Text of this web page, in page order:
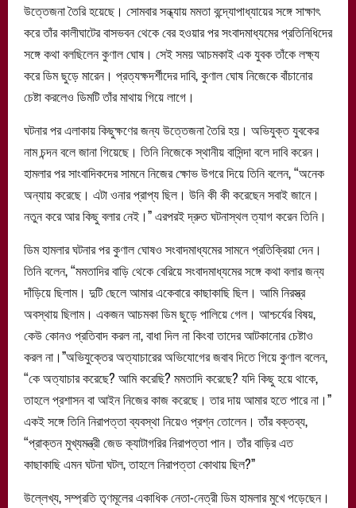
উত্তেজনা তৈরি হয়েছে। সোমবার সন্ধ্যায় মমতা বন্দ্যোপাধ্যায়ের সঙ্গে সাক্ষাৎ
করে তাঁর কালীঘাটের বাসভবন থেকে বের হওয়ার পর সংবাদমাধ্যমের প্রতিনিধিদের
সঙ্গে কথা বলছিলেন কুণাল ঘোষ। সেই সময় আচমকাই এক যুবক তাঁকে লক্ষ্য
করে ডিম ছুড়ে মারেন। প্রত্যক্ষদর্শীদের দাবি, কুণাল ঘোষ নিজেকে বাঁচানোর
চেষ্টা করলেও ডিমটি তাঁর মাথায় গিয়ে লাগে।
ঘটনার পর এলাকায় কিছুক্ষণের জন্য উত্তেজনা তৈরি হয়। অভিযুক্ত যুবকের
নাম চন্দন বলে জানা গিয়েছে। তিনি নিজেকে স্থানীয় বাসিন্দা বলে দাবি করেন।
হামলার পর সাংবাদিকদের সামনে নিজের ক্ষোভ উগরে দিয়ে তিনি বলেন, “অনেক
অন্যায় করেছে। এটা ওনার প্রাপ্য ছিল। উনি কী কী করেছেন সবাই জানে।
নতুন করে আর কিছু বলার নেই।” এরপরই দ্রুত ঘটনাস্থল ত্যাগ করেন তিনি।
ডিম হামলার ঘটনার পর কুণাল ঘোষও সংবাদমাধ্যমের সামনে প্রতিক্রিয়া দেন।
তিনি বলেন, “মমতাদির বাড়ি থেকে বেরিয়ে সংবাদমাধ্যমের সঙ্গে কথা বলার জন্য
দাঁড়িয়ে ছিলাম। দুটি ছেলে আমার একেবারে কাছাকাছি ছিল। আমি নিরস্ত্র
অবস্থায় ছিলাম। একজন আচমকা ডিম ছুড়ে পালিয়ে গেল। আশ্চর্যের বিষয়,
কেউ কোনও প্রতিবাদ করল না, বাধা দিল না কিংবা তাদের আটকানোর চেষ্টাও
করল না।”অভিযুক্তের অত্যাচারের অভিযোগের জবাব দিতে গিয়ে কুণাল বলেন,
“কে অত্যাচার করেছে? আমি করেছি? মমতাদি করেছে? যদি কিছু হয়ে থাকে,
তাহলে প্রশাসন বা আইন নিজের কাজ করেছে। তার দায় আমার হতে পারে না।”
একই সঙ্গে তিনি নিরাপত্তা ব্যবস্থা নিয়েও প্রশ্ন তোলেন। তাঁর বক্তব্য,
“প্রাক্তন মুখ্যমন্ত্রী জেড ক্যাটাগরির নিরাপত্তা পান। তাঁর বাড়ির এত
কাছাকাছি এমন ঘটনা ঘটল, তাহলে নিরাপত্তা কোথায় ছিল?”
উল্লেখ্য, সম্প্রতি তৃণমূলের একাধিক নেতা-নেত্রী ডিম হামলার মুখে পড়েছেন।